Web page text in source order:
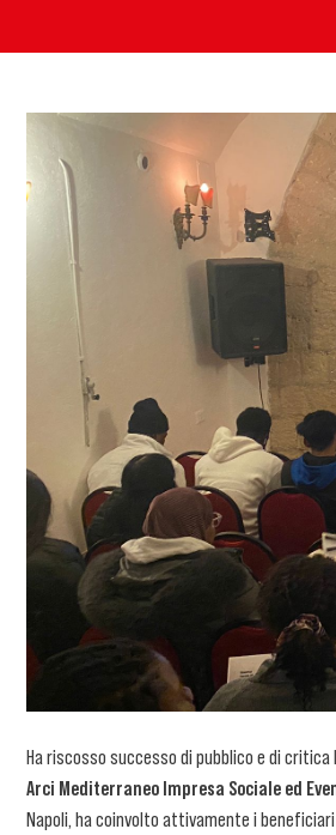
Ha riscosso successo di pubblico e di
Arci Mediterraneo Impresa Sociale ed
Napoli, ha coinvolto attivamente i beneficiari